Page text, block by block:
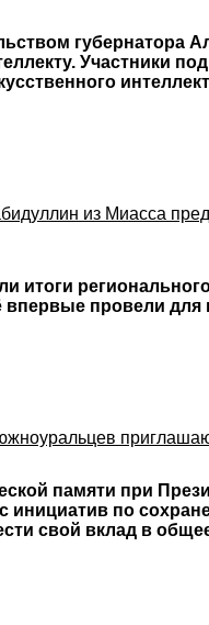
губернатора
Участники
из Миасса
итоги
впервые провели
памяти при
инициатив по
свой вклад в